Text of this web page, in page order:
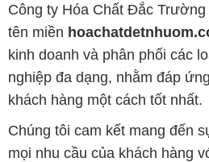
Công ty Hóa Chất Đắc
tên miền
kinh doanh và phân phối các
nghiệp đa dạng, nhằm đáp
khách hàng một cách tốt nhất.
Chúng tôi cam kết mang đến
mọi nhu cầu của khách hàng